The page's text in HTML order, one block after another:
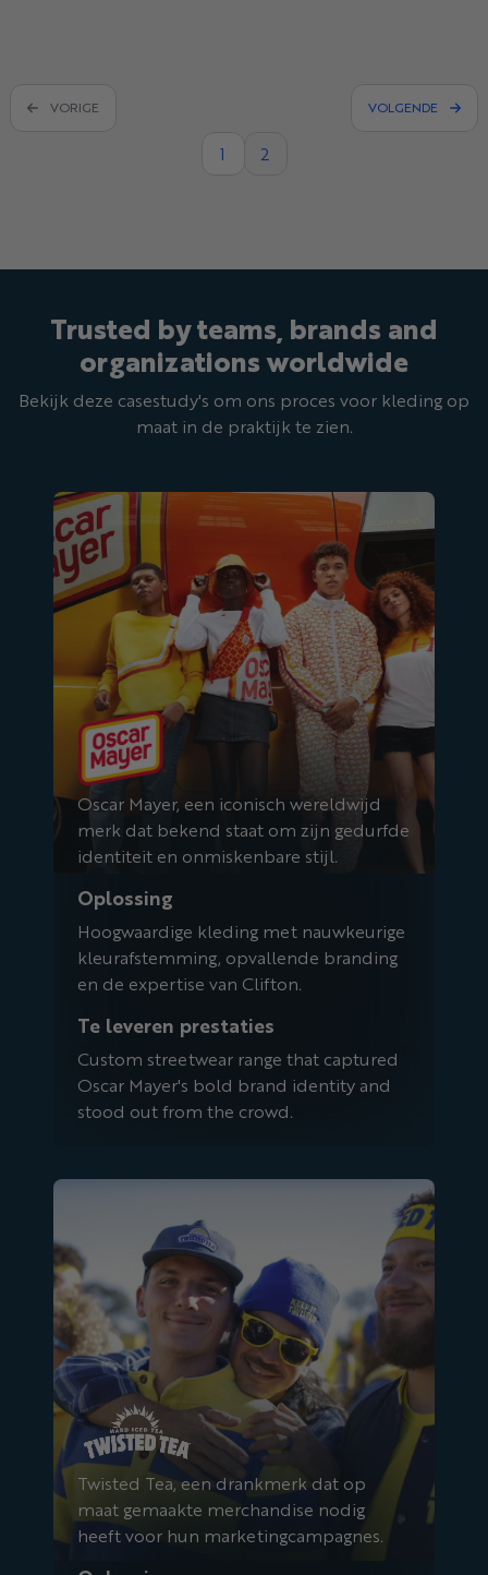
VORIGE
1 2
VOLGENDE
Trusted by teams, brands and
organizations worldwide
Bekijk deze casestudy's om ons proces voor kleding op
maat in de praktijk te zien.
Oscar Mayer
Oscar Mayer, een iconisch wereldwijd
merk dat bekend staat om zijn gedurfde
identiteit en onmiskenbare stijl.
Oplossing
Hoogwaardige kleding met nauwkeurige
kleurafstemming, opvallende branding
en de expertise van Clifton.
Te leveren prestaties
Custom streetwear range that captured
Oscar Mayer's bold brand identity and
stood out from the crowd.
Twisted Tea
Twisted Tea, een drankmerk dat op
maat gemaakte merchandise nodig
heeft voor hun marketingcampagnes.